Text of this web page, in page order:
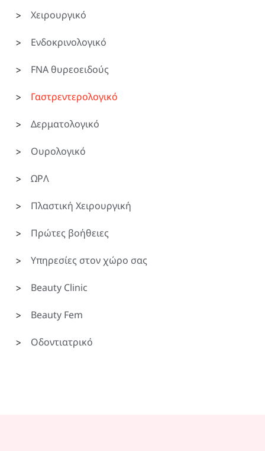
Χειρουργικό
Ενδοκρινολογικό
FNA θυρεοειδούς
Γαστρεντερολογικό
Δερματολογικό
Ουρολογικό
ΩΡΛ
Πλαστική Χειρουργική
Πρώτες βοήθειες
Υπηρεσίες στον χώρο σας
Beauty Clinic
Beauty Fem
Οδοντιατρικό